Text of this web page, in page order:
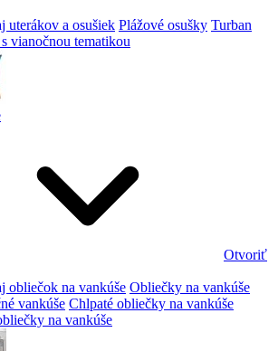
uterákov a osušiek Plážové osušky Turban
vianočnou tematikou
Otvoriť
obliečok na vankúše Obliečky na vankúše
vankúše Chlpaté obliečky na vankúše
na vankúše